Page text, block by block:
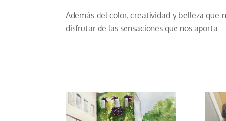
Además del color, creatividad y belleza que
disfrutar de las sensaciones que nos aporta.